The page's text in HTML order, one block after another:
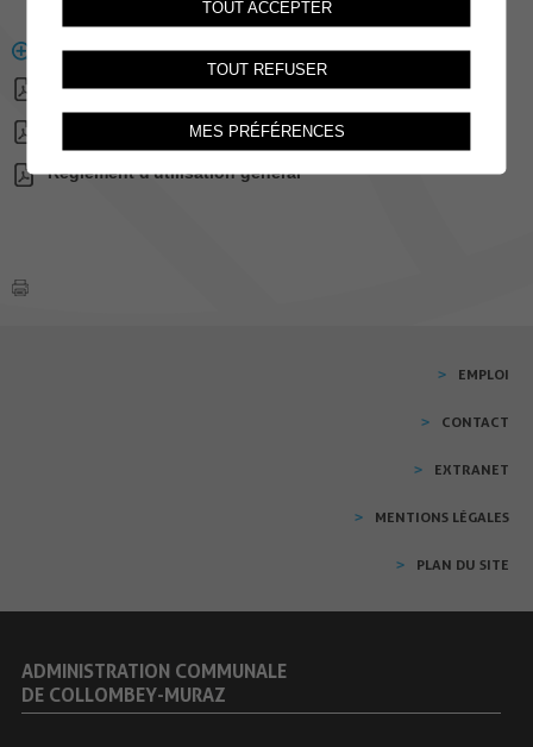
DOCUMENTS
Inventaire - matériel à disposition
Plan accès site Bochet
Règlement d'utilisation général
EMPLOI
CONTACT
EXTRANET
MENTIONS LÉGALES
PLAN DU SITE
ADMINISTRATION COMMUNALE
DE COLLOMBEY-MURAZ
TOUT ACCEPTER
TOUT REFUSER
MES PRÉFÉRENCES